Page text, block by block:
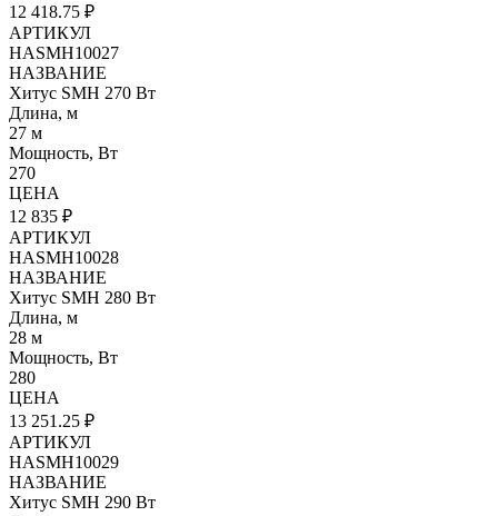
12 418.75 ₽
АРТИКУЛ
HASMH10027
НАЗВАНИЕ
Хитус SMH 270 Вт
Длина, м
27 м
Мощность, Вт
270
ЦЕНА
12 835 ₽
АРТИКУЛ
HASMH10028
НАЗВАНИЕ
Хитус SMH 280 Вт
Длина, м
28 м
Мощность, Вт
280
ЦЕНА
13 251.25 ₽
АРТИКУЛ
HASMH10029
НАЗВАНИЕ
Хитус SMH 290 Вт